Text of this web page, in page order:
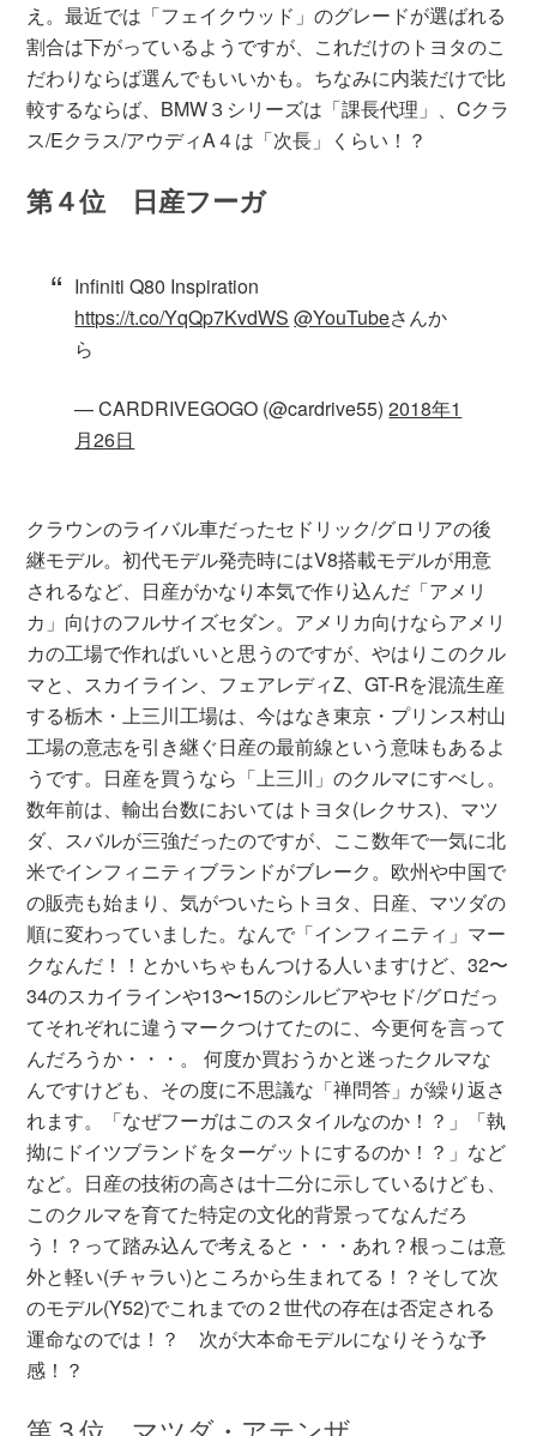
え。最近では「フェイクウッド」のグレードが選ばれる
割合は下がっているようですが、これだけのトヨタのこ
だわりならば選んでもいいかも。ちなみに内装だけで比
較するならば、BMW３シリーズは「課長代理」、Cクラ
ス/Eクラス/アウディA４は「次長」くらい！？
第４位 日産フーガ
Infiniti Q80 Inspiration
https://t.co/YqQp7KvdWS @YouTubeさんか
ら
— CARDRIVEGOGO (@cardrive55)2018年1
月26日
クラウンのライバル車だったセドリック/グロリアの後
継モデル。初代モデル発売時にはV8搭載モデルが用意
されるなど、日産がかなり本気で作り込んだ「アメリ
カ」向けのフルサイズセダン。アメリカ向けならアメリ
カの工場で作ればいいと思うのですが、やはりこのクル
マと、スカイライン、フェアレディZ、GT-Rを混流生産
する栃木・上三川工場は、今はなき東京・プリンス村山
工場の意志を引き継ぐ日産の最前線という意味もあるよ
うです。日産を買うなら「上三川」のクルマにすべし。
数年前は、輸出台数においてはトヨタ(レクサス)、マツ
ダ、スバルが三強だったのですが、ここ数年で一気に北
米でインフィニティブランドがブレーク。欧州や中国で
の販売も始まり、気がついたらトヨタ、日産、マツダの
順に変わっていました。なんで「インフィニティ」マー
クなんだ！！とかいちゃもんつける人いますけど、32〜
34のスカイラインや13〜15のシルビアやセド/グロだっ
てそれぞれに違うマークつけてたのに、今更何を言って
んだろうか・・・。 何度か買おうかと迷ったクルマな
んですけども、その度に不思議な「禅問答」が繰り返さ
れます。「なぜフーガはこのスタイルなのか！？」「執
拗にドイツブランドをターゲットにするのか！？」など
など。日産の技術の高さは十二分に示しているけども、
このクルマを育てた特定の文化的背景ってなんだろ
う！？って踏み込んで考えると・・・あれ？根っこは意
外と軽い(チャラい)ところから生まれてる！？そして次
のモデル(Y52)でこれまでの２世代の存在は否定される
運命なのでは！？ 次が大本命モデルになりそうな予
感！？